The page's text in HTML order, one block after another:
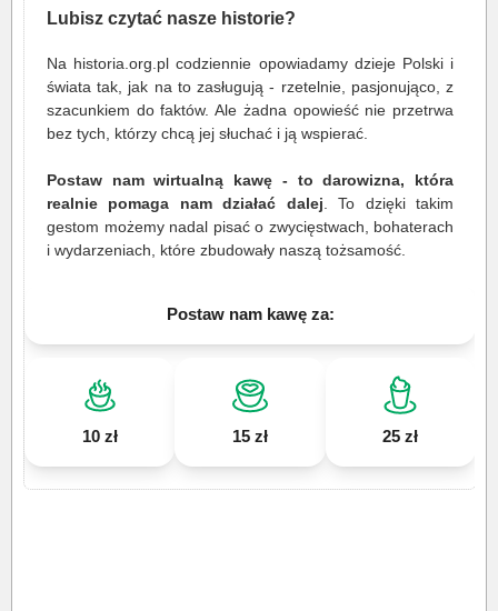
Lubisz czytać nasze historie?
Na historia.org.pl codziennie opowiadamy dzieje Polski i
świata tak, jak na to zasługują - rzetelnie, pasjonująco, z
szacunkiem do faktów. Ale żadna opowieść nie przetrwa
bez tych, którzy chcą jej słuchać i ją wspierać.
Postaw nam wirtualną kawę - to darowizna, która
realnie pomaga nam działać dalej . To dzięki takim
gestom możemy nadal pisać o zwycięstwach, bohaterach
i wydarzeniach, które zbudowały naszą tożsamość.
Postaw nam kawę za:
10 zł 15 zł 25 zł